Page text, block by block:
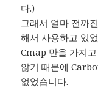
다.)
그래서 얼마 전까
해서 사용하고 있
Cmap 만을 가지
않기 때문에
없었습니다.